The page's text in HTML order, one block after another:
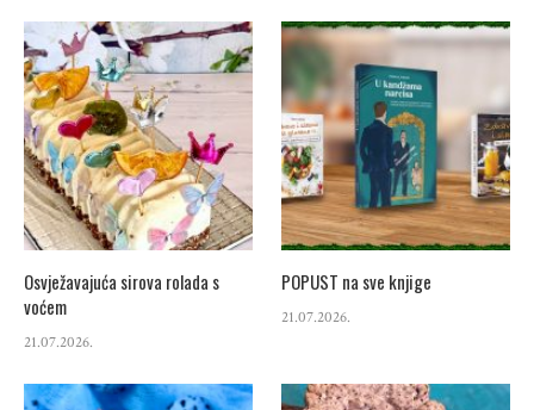
Osvježavajuća sirova rolada s
voćem
21.07.2026.
POPUST na sve knjige
21.07.2026.